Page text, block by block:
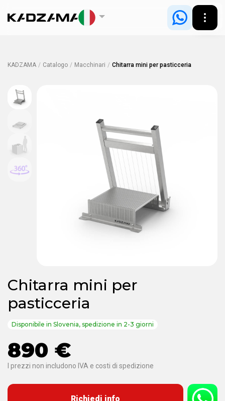
KADZAMA / Catalogo / Macchinari / Chitarra mini per pasticceria
Chitarra mini per
pasticceria
Disponibile in Slovenia, spedizione in 2-3 giorni
890 €
I prezzi non includono IVA e costi di spedizione
Richiedi info